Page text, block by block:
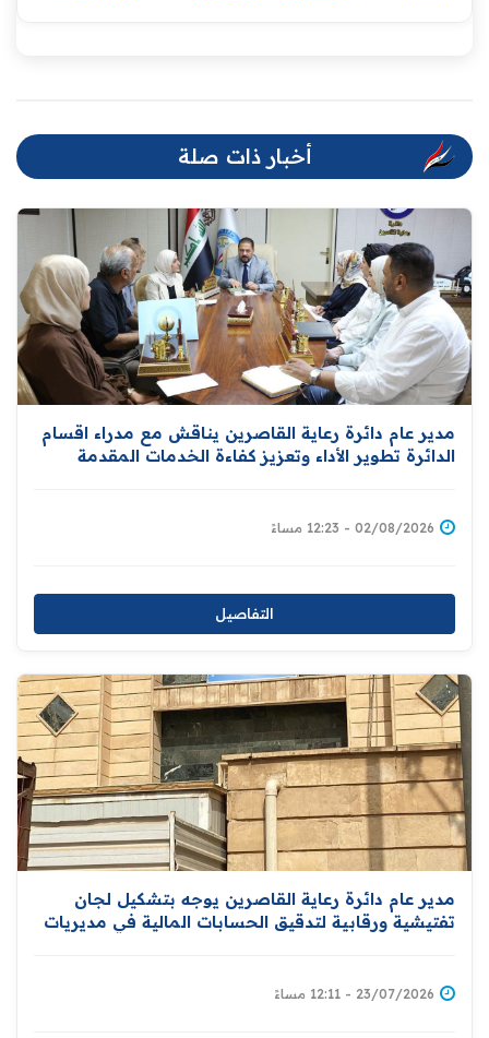
أخبار ذات صلة
مدير عام دائرة رعاية القاصرين يناقش مع مدراء اقسام
الدائرة تطوير الأداء وتعزيز كفاءة الخدمات المقدمة
02/08/2026 - 12:23 مساءً
التفاصيل
مدير عام دائرة رعاية القاصرين يوجه بتشكيل لجان
تفتيشية ورقابية لتدقيق الحسابات المالية في مديريات
23/07/2026 - 12:11 مساءً